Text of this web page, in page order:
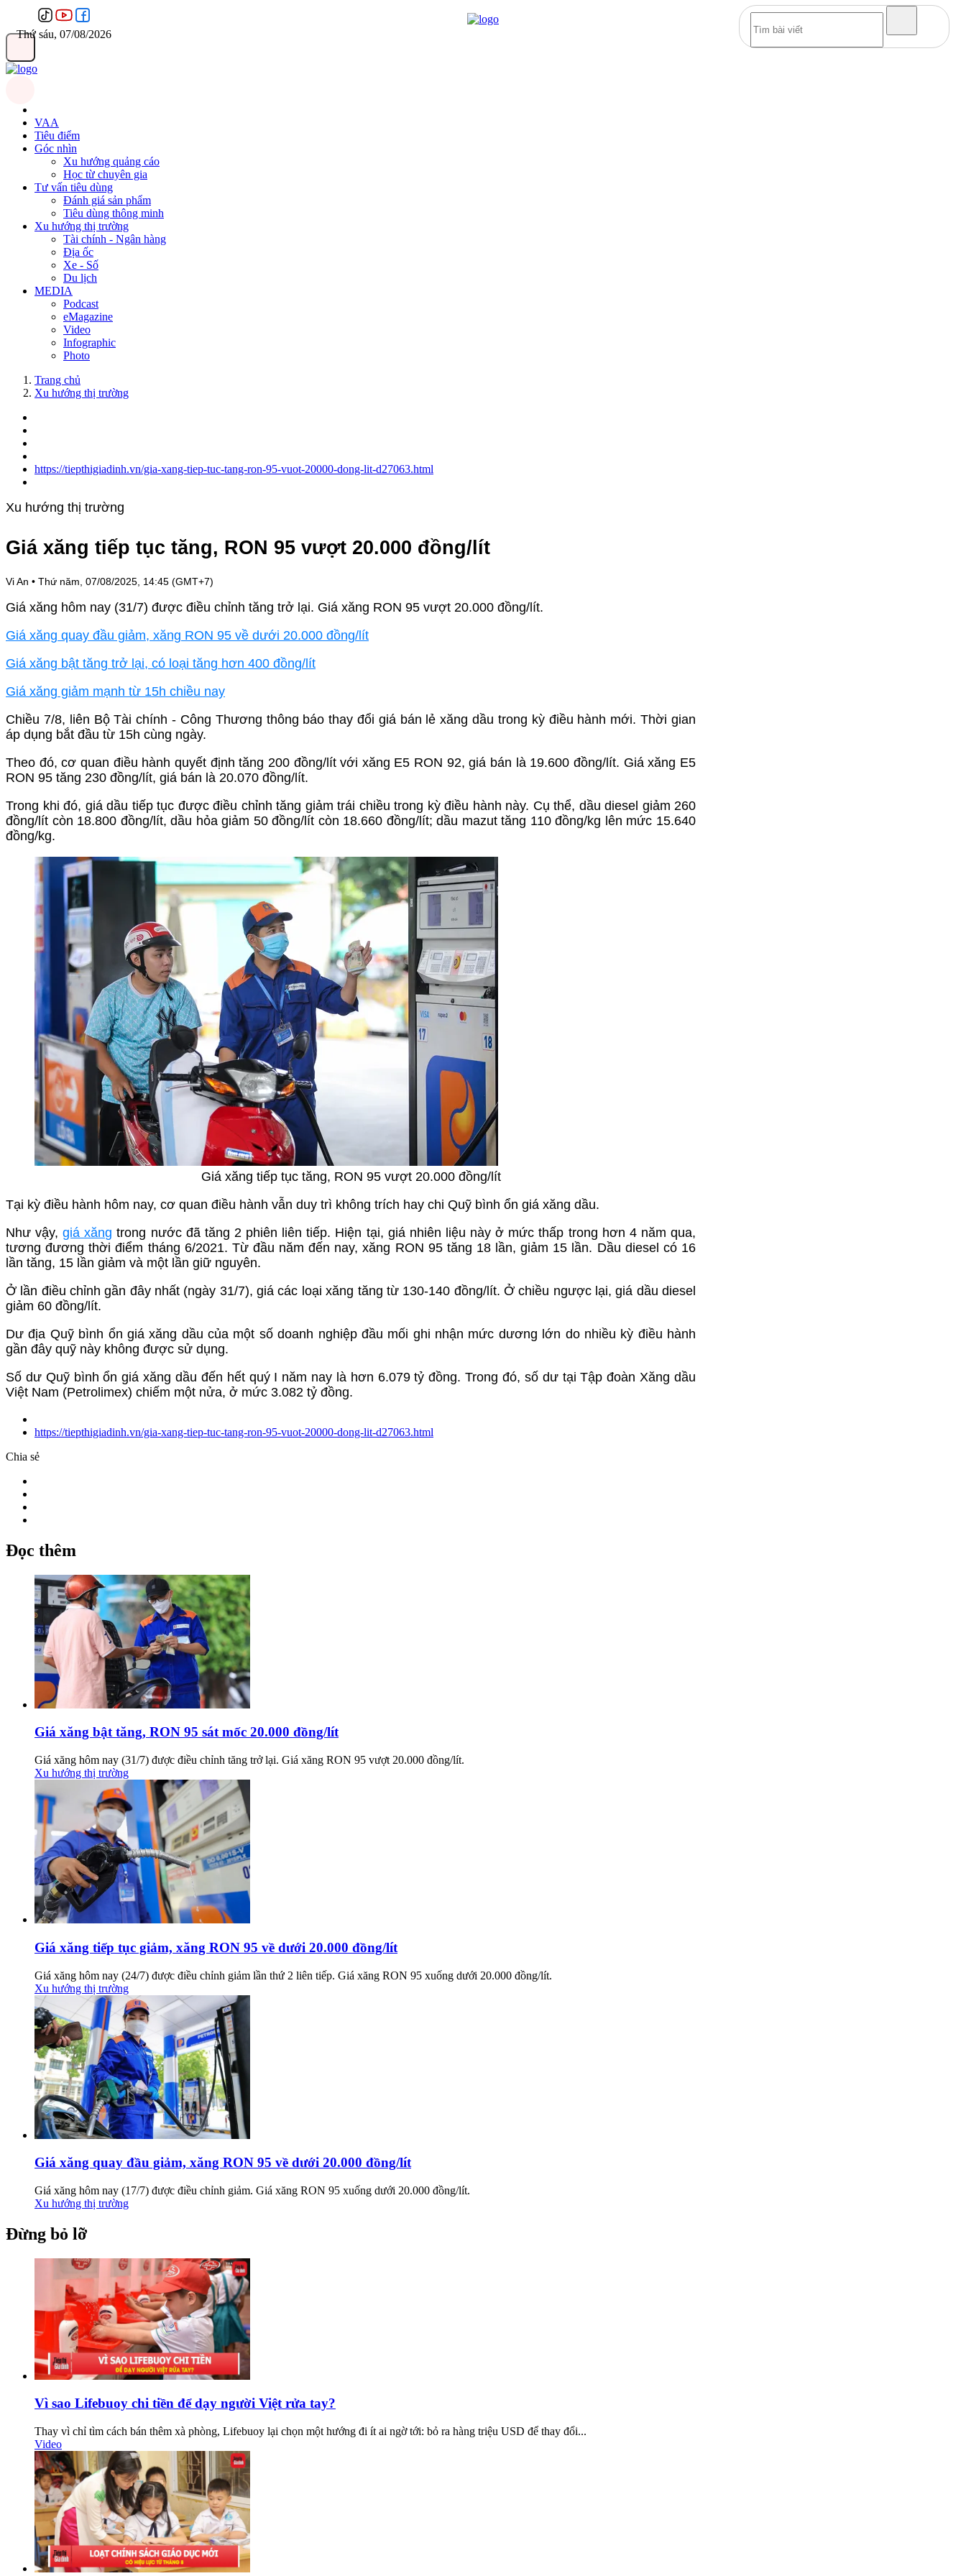
Thứ sáu, 07/08/2026
VAA
Tiêu điểm
Góc nhìn
Xu hướng quảng cáo
Học từ chuyên gia
Tư vấn tiêu dùng
Đánh giá sản phẩm
Tiêu dùng thông minh
Xu hướng thị trường
Tài chính - Ngân hàng
Địa ốc
Xe - Số
Du lịch
MEDIA
Podcast
eMagazine
Video
Infographic
Photo
Trang chủ
Xu hướng thị trường
https://tiepthigiadinh.vn/gia-xang-tiep-tuc-tang-ron-95-vuot-20000-dong-lit-d27063.html
Xu hướng thị trường
Giá xăng tiếp tục tăng, RON 95 vượt 20.000 đồng/lít
Vi An • Thứ năm, 07/08/2025, 14:45 (GMT+7)
Giá xăng hôm nay (31/7) được điều chỉnh tăng trở lại. Giá xăng RON 95 vượt 20.000 đồng/lít.
Giá xăng quay đầu giảm, xăng RON 95 về dưới 20.000 đồng/lít
Giá xăng bật tăng trở lại, có loại tăng hơn 400 đồng/lít
Giá xăng giảm mạnh từ 15h chiều nay
Chiều 7/8, liên Bộ Tài chính - Công Thương thông báo thay đổi giá bán lẻ xăng dầu trong kỳ điều hành mới. Thời gian
áp dụng bắt đầu từ 15h cùng ngày.
Theo đó, cơ quan điều hành quyết định tăng 200 đồng/lít với xăng E5 RON 92, giá bán là 19.600 đồng/lít. Giá xăng E5
RON 95 tăng 230 đồng/lít, giá bán là 20.070 đồng/lít.
Trong khi đó, giá dầu tiếp tục được điều chỉnh tăng giảm trái chiều trong kỳ điều hành này. Cụ thể, dầu diesel giảm 260
đồng/lít còn 18.800 đồng/lít, dầu hỏa giảm 50 đồng/lít còn 18.660 đồng/lít; dầu mazut tăng 110 đồng/kg lên mức 15.640
đồng/kg.
Giá xăng tiếp tục tăng, RON 95 vượt 20.000 đồng/lít
Tại kỳ điều hành hôm nay, cơ quan điều hành vẫn duy trì không trích hay chi Quỹ bình ổn giá xăng dầu.
Như vậy,giá xăng trong nước đã tăng 2 phiên liên tiếp. Hiện tại, giá nhiên liệu này ở mức thấp trong hơn 4 năm qua,
tương đương thời điểm tháng 6/2021. Từ đầu năm đến nay, xăng RON 95 tăng 18 lần, giảm 15 lần. Dầu diesel có 16
lần tăng, 15 lần giảm và một lần giữ nguyên.
Ở lần điều chỉnh gần đây nhất (ngày 31/7), giá các loại xăng tăng từ 130-140 đồng/lít. Ở chiều ngược lại, giá dầu diesel
giảm 60 đồng/lít.
Dư địa Quỹ bình ổn giá xăng dầu của một số doanh nghiệp đầu mối ghi nhận mức dương lớn do nhiều kỳ điều hành
gần đây quỹ này không được sử dụng.
Số dư Quỹ bình ổn giá xăng dầu đến hết quý I năm nay là hơn 6.079 tỷ đồng. Trong đó, số dư tại Tập đoàn Xăng dầu
Việt Nam (Petrolimex) chiếm một nửa, ở mức 3.082 tỷ đồng.
https://tiepthigiadinh.vn/gia-xang-tiep-tuc-tang-ron-95-vuot-20000-dong-lit-d27063.html
Chia sẻ
Đọc thêm
Giá xăng bật tăng, RON 95 sát mốc 20.000 đồng/lít
Giá xăng hôm nay (31/7) được điều chỉnh tăng trở lại. Giá xăng RON 95 vượt 20.000 đồng/lít.
Xu hướng thị trường
Giá xăng tiếp tục giảm, xăng RON 95 về dưới 20.000 đồng/lít
Giá xăng hôm nay (24/7) được điều chỉnh giảm lần thứ 2 liên tiếp. Giá xăng RON 95 xuống dưới 20.000 đồng/lít.
Xu hướng thị trường
Giá xăng quay đầu giảm, xăng RON 95 về dưới 20.000 đồng/lít
Giá xăng hôm nay (17/7) được điều chỉnh giảm. Giá xăng RON 95 xuống dưới 20.000 đồng/lít.
Xu hướng thị trường
Đừng bỏ lỡ
Vì sao Lifebuoy chi tiền để dạy người Việt rửa tay?
Thay vì chỉ tìm cách bán thêm xà phòng, Lifebuoy lại chọn một hướng đi ít ai ngờ tới: bỏ ra hàng triệu USD để thay đổi...
Video